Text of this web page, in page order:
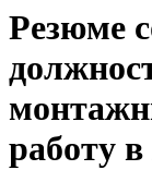
Резюме
работу